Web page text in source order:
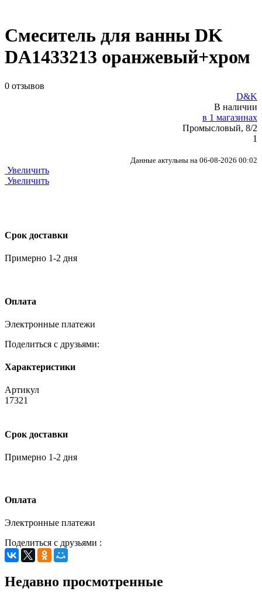
Смеситель для ванны DK
DA1433213 оранжевый+хром
0 отзывов
D&K
В наличии
в 1 магазинах
Промысловый, 8/2
1
Данные актульны на 06-08-2026 00:02
Увеличить
Увеличить
Срок доставки
Примерно 1-2 дня
Оплата
Электронные платежи
Поделиться с друзьями:
Характеристики
Артикул
17321
Срок доставки
Примерно 1-2 дня
Оплата
Электронные платежи
Поделиться с друзьями :
Недавно просмотренные